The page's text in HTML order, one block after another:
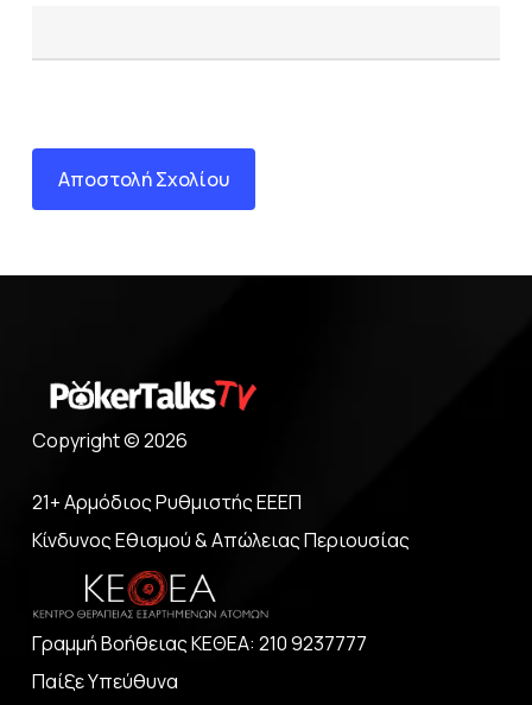
Copyright © 2026
21+ Αρμόδιος Ρυθμιστής ΕΕΕΠ
Κίνδυνος Εθισμού & Απώλειας Περιουσίας
Γραμμή Βοήθειας ΚΕΘΕΑ: 210 9237777
Παίξε Υπεύθυνα